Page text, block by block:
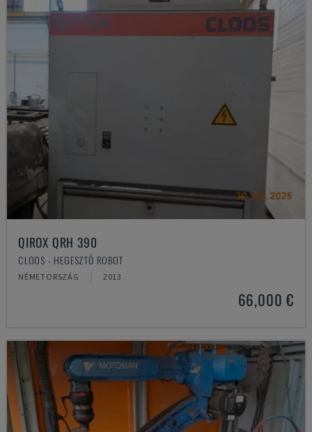
QIROX QRH 390
CLOOS - HEGESZTŐ ROBOT
NÉMETORSZÁG 2013
66,000 €